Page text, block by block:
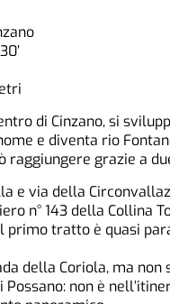
di Cinzano, si
e diventa rio
raggiungere grazie a
e via della
n° 143 della Collina
primo tratto è quasi
della Coriola, ma non
non è